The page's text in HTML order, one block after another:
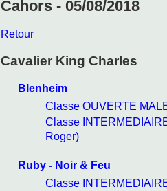
Cahors - 05/08/2018
Retour
Cavalier King Charles
Blenheim
Classe OUVERTE
Classe
Roger)
Ruby - Noir & Feu
Classe